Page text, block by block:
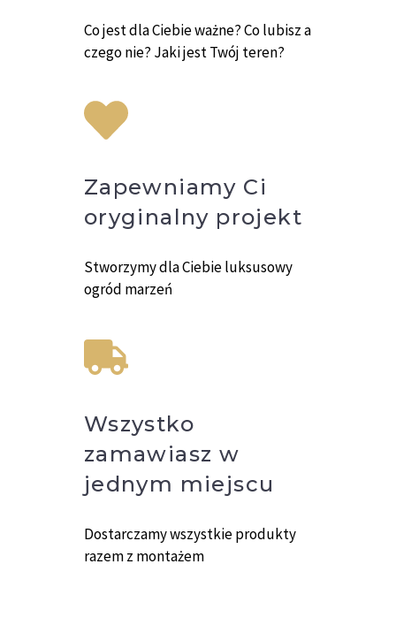
Co jest dla Ciebie ważne? Co lubisz a
czego nie? Jaki jest Twój teren?
Zapewniamy Ci
oryginalny projekt
Stworzymy dla Ciebie luksusowy
ogród marzeń
Wszystko
zamawiasz w
jednym miejscu
Dostarczamy wszystkie produkty
razem z montażem